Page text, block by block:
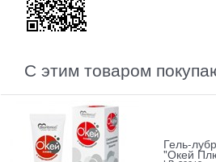
С этим товаром
Гель-
"Окей